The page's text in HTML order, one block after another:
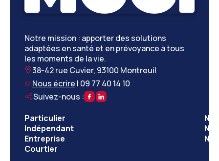
Notre mission : apporter des solutions
adaptées en santé et en prévoyance à tous
les moments de la vie.
38-42 rue Cuvier, 93100 Montreuil
Nous écrire | 09 77 40 14 10
Suivez-nous :
Particulier
Indépendant
Entreprise
Courtier